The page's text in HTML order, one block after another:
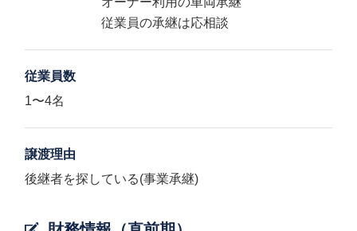
従業員の承継は応相談
従業員数
1〜4名
譲渡理由
後継者を探している(事業承継)